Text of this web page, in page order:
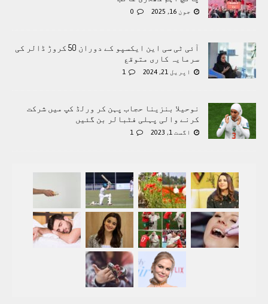
جون 16, 2025 0
آئی ٹی سی این ایکسپو کے دوران 50 کروڑ ڈالر کی
سرمایہ کاری متوقع
اپریل 21, 2024 1
نوحیلا بنزینا حجاب پہن کر ورلڈ کپ میں شرکت
کرنے والی پہلی فٹبالر بن گئیں
اگست 1, 2023 1